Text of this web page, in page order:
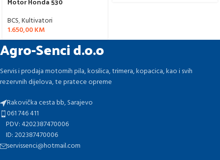
BCS,Kultivatori
1.650,00KM
Agro-Senci d.o.o
Servis i prodaja motornih pila, kosilica, trimera, kopacica, kao i svih
rezervnih dijelova, te pratece opreme
Rakovička cesta bb, Sarajevo
061 746 411
PDV: 4202387470006
ID: 202387470006
servissenci@hotmail.com